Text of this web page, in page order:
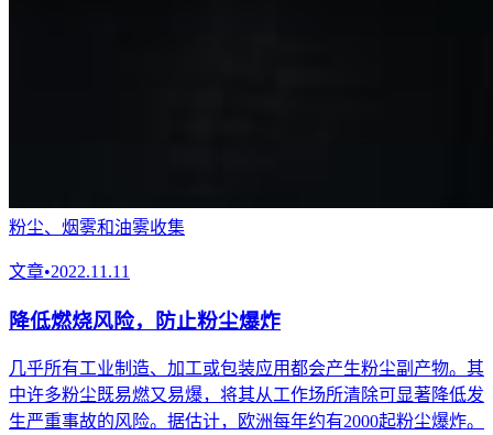
粉尘、烟雾和油雾收集
文章•2022.11.11
降低燃烧风险，防止粉尘爆炸
几乎所有工业制造、加工或包装应用都会产生粉尘副产物。其
中许多粉尘既易燃又易爆，将其从工作场所清除可显著降低发
生严重事故的风险。据估计，欧洲每年约有2000起粉尘爆炸。